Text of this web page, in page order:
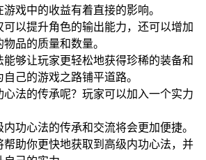
戏中的收益有着直接的影响。
以提升角色的输出能力，还可以增加
品的质量和数量。
够让玩家更轻松地获得珍稀的装备和
己的游戏之路铺平道路。
法的传承呢？玩家可以加入一个实力
功心法的传承和交流将会更加便捷。
助你更快地获取到高级内功心法，并